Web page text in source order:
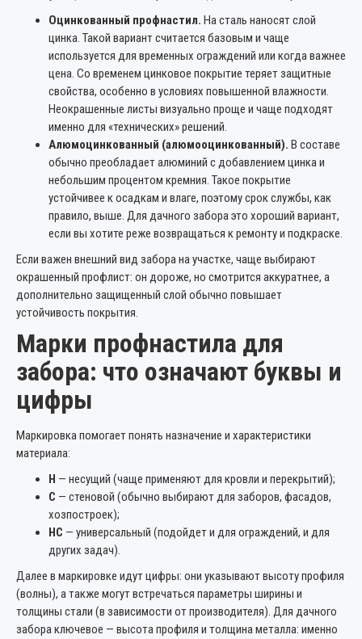
Оцинкованный профнастил. На сталь наносят слой
цинка. Такой вариант считается базовым и чаще
используется для временных ограждений или когда важнее
цена. Со временем цинковое покрытие теряет защитные
свойства, особенно в условиях повышенной влажности.
Неокрашенные листы визуально проще и чаще подходят
именно для «технических» решений.
Алюмоцинкованный (алюмооцинкованный). В составе
обычно преобладает алюминий с добавлением цинка и
небольшим процентом кремния. Такое покрытие
устойчивее к осадкам и влаге, поэтому срок службы, как
правило, выше. Для дачного забора это хороший вариант,
если вы хотите реже возвращаться к ремонту и подкраске.
Если важен внешний вид забора на участке, чаще выбирают
окрашенный профлист: он дороже, но смотрится аккуратнее, а
дополнительно защищенный слой обычно повышает
устойчивость покрытия.
Марки профнастила для
забора: что означают буквы и
цифры
Маркировка помогает понять назначение и характеристики
материала:
Н — несущий (чаще применяют для кровли и перекрытий);
С — стеновой (обычно выбирают для заборов, фасадов,
хозпостроек);
НС — универсальный (подойдет и для ограждений, и для
других задач).
Далее в маркировке идут цифры: они указывают высоту профиля
(волны), а также могут встречаться параметры ширины и
толщины стали (в зависимости от производителя). Для дачного
забора ключевое — высота профиля и толщина металла: именно